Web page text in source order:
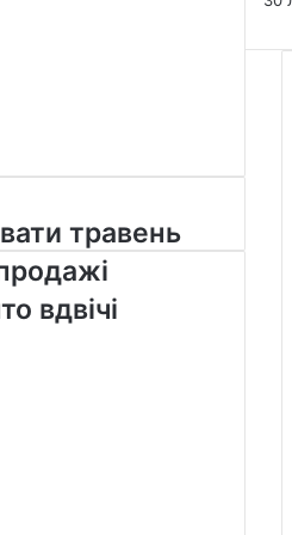
травень
вдвічі